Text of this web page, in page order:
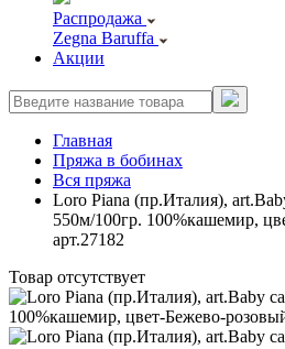
Распродажа
Zegna Baruffa
Акции
Главная
Пряжа в бобинах
Вся пряжа
Loro Piana (пр.Италия),
550м/100гр. 100%кашемир,
арт.27182
Товар отсутствует